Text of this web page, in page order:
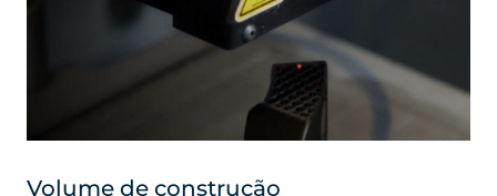
Volume de construção